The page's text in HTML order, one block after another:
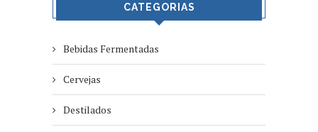
CATEGORIAS
Bebidas Fermentadas
Cervejas
Destilados